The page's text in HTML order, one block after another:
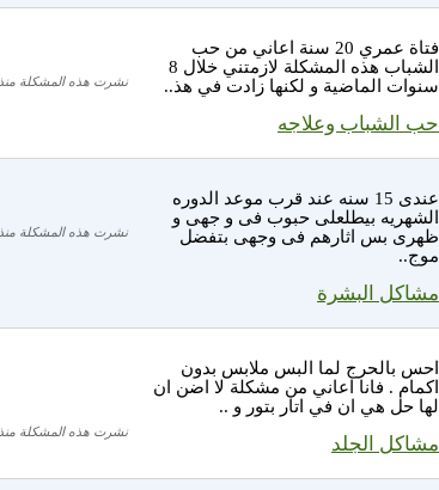
فتاة عمري 20 سنة اعاني من حب
الشباب هذه المشكلة لازمتني خلال 8
سنوات الماضية و لكنها زادت في هذ..
حب الشباب وعلاجه
نشرت هذه المشكلة منذ 9 سنة
عندى 15 سنه عند قرب موعد الدوره
الشهريه بيطلعلى حبوب فى و جهى و
ظهرى بس اثارهم فى وجهى بتفضل
موج..
مشاكل البشرة
نشرت هذه المشكلة منذ 9 سنة
احس بالحرج لما البس ملابس بدون
اكمام . فانا اعاني من مشكلة لا اضن ان
لها حل هي ان في اتار بتور و ..
مشاكل الجلد
نشرت هذه المشكلة منذ 9 سنة